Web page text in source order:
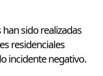
sido realizadas
residenciales
incidente negativo.